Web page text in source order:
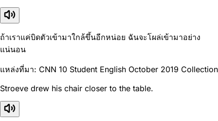
ถ้าเราแค่บิดตัวเข้ามาใกล้ขึ้นอีกหน่อย ฉันจะโผล่เข้ามาอย่าง
แน่นอน
แหล่งที่มา: CNN 10 Student English October 2019 Collection
Stroeve drew his chair closer to the table.